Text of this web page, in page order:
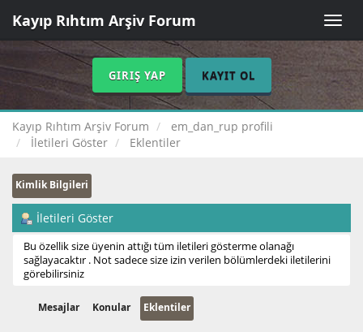
Toggle
Kayıp Rıhtım Arşiv Forum
GIRIŞ YAP KAYIT OL
Kayıp Rıhtım Arşiv Forum
em_dan_rup profili
İletileri Göster
Eklentiler
Kimlik Bilgileri
İletileri Göster
Bu özellik size üyenin attığı tüm iletileri gösterme olanağı
sağlayacaktır . Not sadece size izin verilen bölümlerdeki iletilerini
görebilirsiniz
Mesajlar Konular Eklentiler